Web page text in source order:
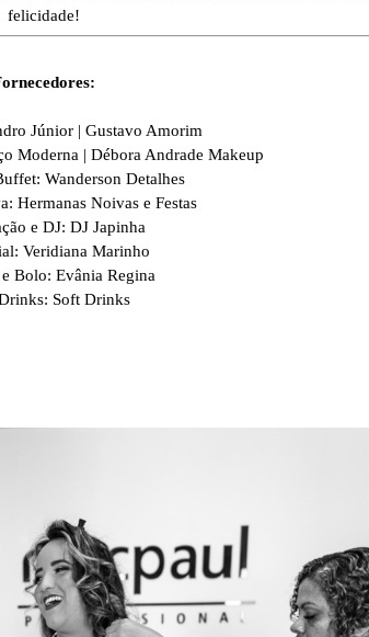
felicidade!
Júnior | Gustavo Amorim
Moderna | Débora Andrade Makeup
Wanderson Detalhes
Hermanas Noivas e Festas
e DJ: DJ Japinha
Veridiana Marinho
Bolo: Evânia Regina
Soft Drinks